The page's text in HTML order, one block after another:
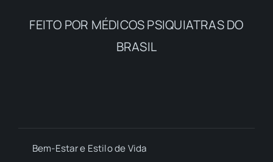
FEITO POR MÉDICOS PSIQUIATRAS DO
BRASIL
Bem-Estar e Estilo de Vida